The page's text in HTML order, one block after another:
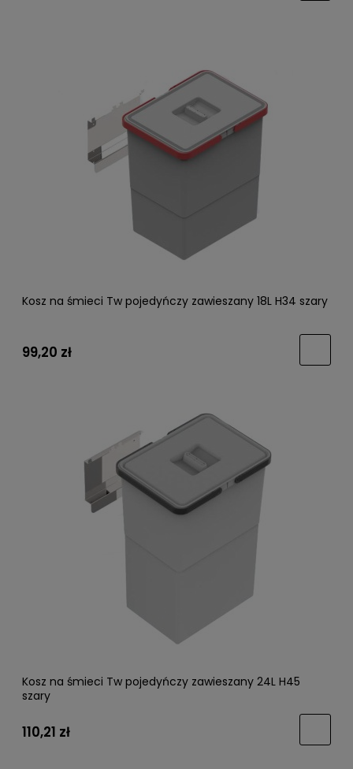
Kosz na śmieci Tw pojedyńczy zawieszany 18L H34 szary
99,20 zł
Kosz na śmieci Tw pojedyńczy zawieszany 24L H45
szary
110,21 zł